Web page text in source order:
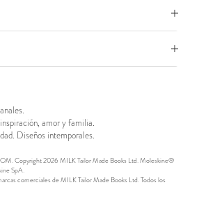
amor y familia.
Diseños intemporales.
Copyright 2026 MILK Tailor Made Books Ltd. Moleskine®
SpA.
comerciales de MILK Tailor Made Books Ltd. Todos los